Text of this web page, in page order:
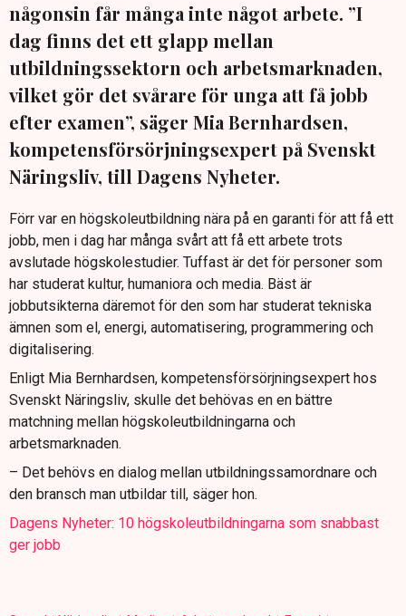
någonsin får många inte något arbete. ”I
dag finns det ett glapp mellan
utbildningssektorn och arbetsmarknaden,
vilket gör det svårare för unga att få jobb
efter examen”, säger Mia Bernhardsen,
kompetensförsörjningsexpert på Svenskt
Näringsliv, till Dagens Nyheter.
Förr var en högskoleutbildning nära på en garanti för att få ett
jobb, men i dag har många svårt att få ett arbete trots
avslutade högskolestudier. Tuffast är det för personer som
har studerat kultur, humaniora och media. Bäst är
jobbutsikterna däremot för den som har studerat tekniska
ämnen som el, energi, automatisering, programmering och
digitalisering.
Enligt Mia Bernhardsen, kompetensförsörjningsexpert hos
Svenskt Näringsliv, skulle det behövas en en bättre
matchning mellan högskoleutbildningarna och
arbetsmarknaden.
– Det behövs en dialog mellan utbildningssamordnare och
den bransch man utbildar till, säger hon.
Dagens Nyheter: 10 högskoleutbildningarna som snabbast
ger jobb